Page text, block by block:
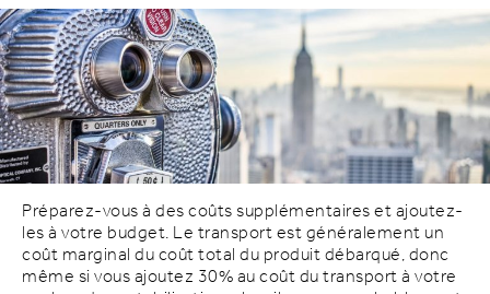
Préparez-vous à des coûts supplémentaires et ajoutez-
les à votre budget. Le transport est généralement un
coût marginal du coût total du produit débarqué, donc
même si vous ajoutez 30% au coût du transport à votre